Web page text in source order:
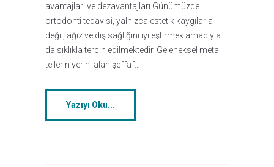
avantajları ve dezavantajları Günümüzde
ortodonti tedavisi, yalnızca estetik kaygılarla
değil, ağız ve diş sağlığını iyileştirmek amacıyla
da sıklıkla tercih edilmektedir. Geleneksel metal
tellerin yerini alan şeffaf…
Yazıyı Oku...